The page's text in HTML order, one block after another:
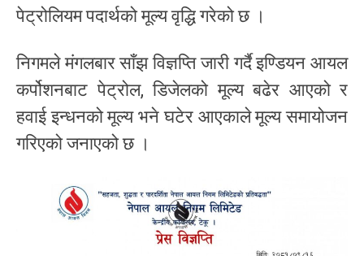
पेट्रोलियम पदार्थको मूल्य वृद्धि गरेको छ ।
निगमले मंगलबार साँझ विज्ञप्ति जारी गर्दै इण्डियन आयल
कर्पोशनबाट पेट्रोल, डिजेलको मूल्य बढेर आएको र
हवाई इन्धनको मूल्य भने घटेर आएकाले मूल्य समायोजन
गरिएको जनाएको छ ।